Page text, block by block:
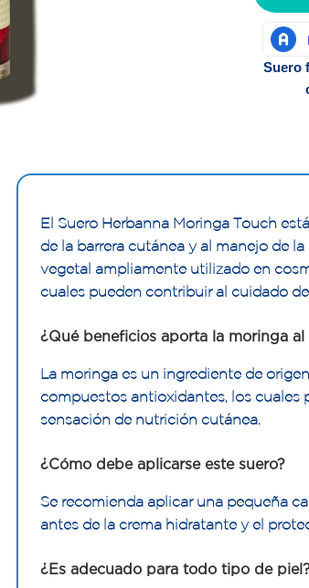
Suero
El Suero Herbanna Moringa Touch
de la barrera cutánea y al manejo de
vegetal ampliamente utilizado en
cuales pueden contribuir al cuidado
¿Qué beneficios aporta la moringa
La moringa es un ingrediente de
compuestos antioxidantes, los cuales
sensación de nutrición cutánea.
¿Cómo debe aplicarse este suero?
Se recomienda aplicar una pequeña
antes de la crema hidratante y el
¿Es adecuado para todo tipo de